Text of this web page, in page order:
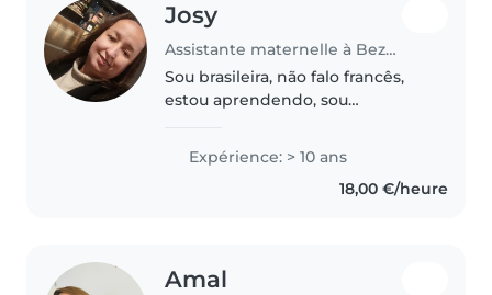
Josy
Assistante maternelle à Bezons
Sou brasileira, não falo francês,
estou aprendendo, sou
tenho paciência, preciso muito
trabalhar. Só preciso de uma
oportunidade,vcs não irão se
Expérience: > 10 ans
18,00 €/heure
Amal